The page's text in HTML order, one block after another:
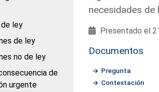
ley
de ley
no de ley
de
urgente
necesidades
Presentado el
Documentos
Pregunta
Contestación